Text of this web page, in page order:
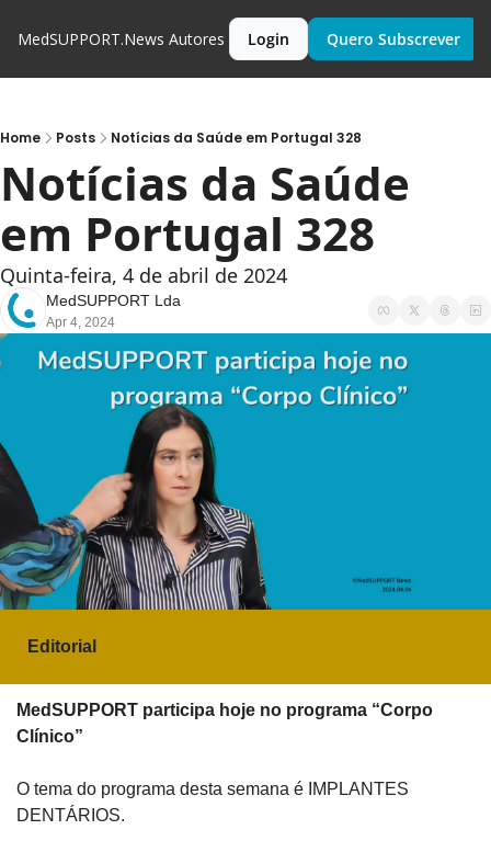
MedSUPPORT.News Autores Login Quero Subscrever
Home Posts Notícias da Saúde em Portugal 328
Notícias da Saúde
em Portugal 328
Quinta-feira, 4 de abril de 2024
MedSUPPORT Lda
Apr 4, 2024
Editorial
MedSUPPORT participa hoje no programa “Corpo
Clínico”
O tema do programa desta semana é IMPLANTES
DENTÁRIOS.